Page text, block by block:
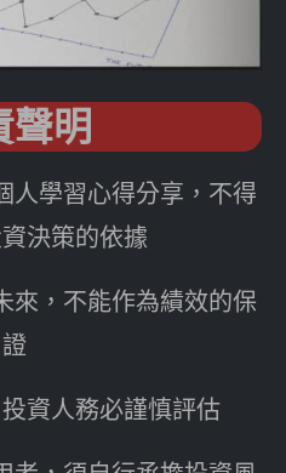
聲明
人學習心得分享，不得
決策的依據
來，不能作為績效的保
證
資人務必謹慎評估